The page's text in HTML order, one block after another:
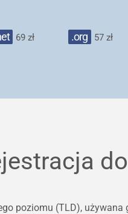
69 zł .org 57 zł
poziomu (TLD),